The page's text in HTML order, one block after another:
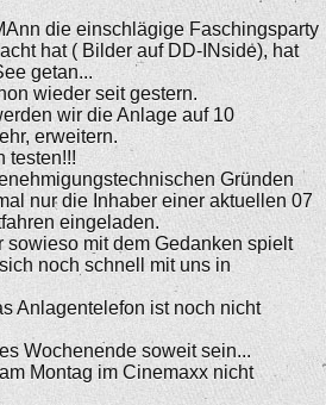
die einschlägige Faschingsparty
hat ( Bilder auf DD-INside), hat
getan...
wieder seit gestern.
wir die Anlage auf 10
erweitern.
testen!!!
Gründen
nur die Inhaber einer aktuellen 07
eingeladen.
sowieso mit dem Gedanken spielt
noch schnell mit uns in
Anlagentelefon ist noch nicht
Wochenende soweit sein...
Montag im Cinemaxx nicht